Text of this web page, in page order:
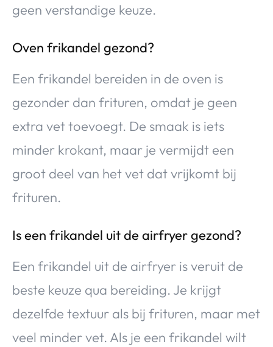
geen verstandige keuze.
Oven frikandel gezond?
Een frikandel bereiden in de oven is
gezonder dan frituren, omdat je geen
extra vet toevoegt. De smaak is iets
minder krokant, maar je vermijdt een
groot deel van het vet dat vrijkomt bij
frituren.
Is een frikandel uit de airfryer gezond?
Een frikandel uit de airfryer is veruit de
beste keuze qua bereiding. Je krijgt
dezelfde textuur als bij frituren, maar met
veel minder vet. Als je een frikandel wilt